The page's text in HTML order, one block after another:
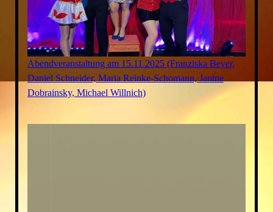
Abendveranstaltung am 15.11.2025 (Franziska Beyer,
Daniel Schneider, Maria Reinke-Schomann, Janine
Dobrainsky, Michael Willnich)